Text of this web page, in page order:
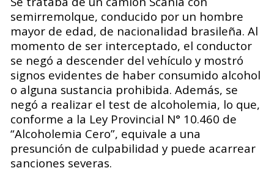
semirremolque, conducido por un hombre
mayor de edad, de nacionalidad brasileña. Al
momento de ser interceptado, el conductor
se negó a descender del vehículo y mostró
signos evidentes de haber consumido alcohol
o alguna sustancia prohibida. Además, se
negó a realizar el test de alcoholemia, lo que,
conforme a la Ley Provincial N° 10.460 de
“Alcoholemia Cero”, equivale a una
presunción de culpabilidad y puede acarrear
sanciones severas.